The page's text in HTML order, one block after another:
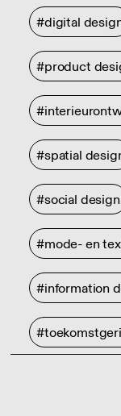
#digital
#product
#spatial
#social design
#mode- en
#information